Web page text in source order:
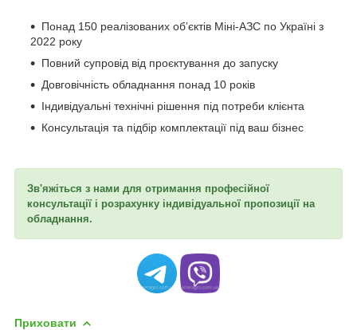
Понад 150 реалізованих об’єктів Міні-АЗС по Україні з
2022 року
Повний супровід від проєктування до запуску
Довговічність обладнання понад 10 років
Індивідуальні технічні рішення під потреби клієнта
Консультація та підбір комплектації під ваш бізнес
Зв'яжіться з нами для отримання професійної
консультації і розрахунку індивідуальної пропозиції на
обладнання.
Приховати